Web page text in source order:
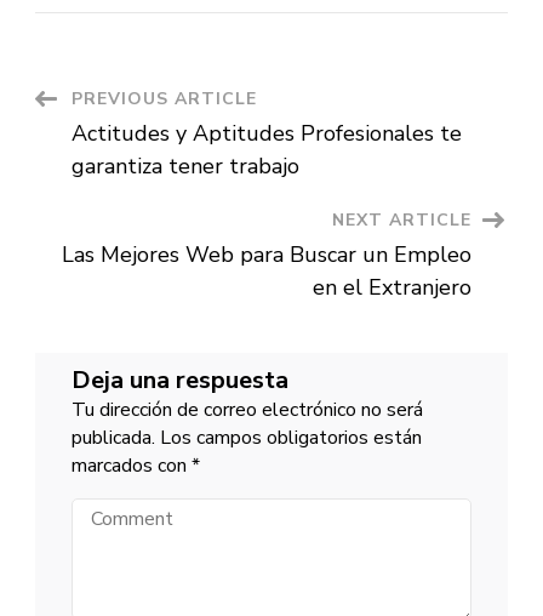
Post
Navigation
PREVIOUS ARTICLE
Actitudes y Aptitudes Profesionales te
garantiza tener trabajo
NEXT ARTICLE
Las Mejores Web para Buscar un Empleo
en el Extranjero
Deja una respuesta
Tu dirección de correo electrónico no será
publicada. Los campos obligatorios están
marcados con *
Comment